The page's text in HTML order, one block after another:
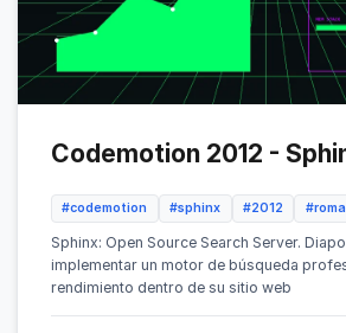
Codemotion 2012 -
#codemotion #sphinx #2012 #roma
Sphinx: Open Source Search Server.
implementar un motor de búsqueda
rendimiento dentro de su sitio web